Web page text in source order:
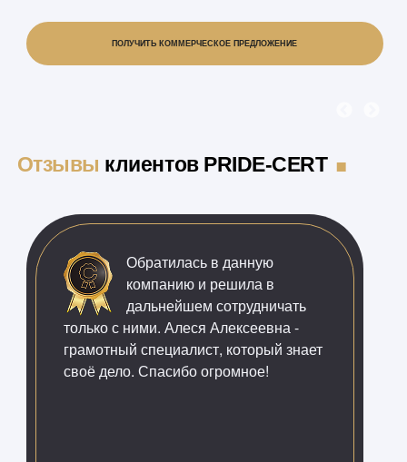
ПОЛУЧИТЬ КОММЕРЧЕСКОЕ ПРЕДЛОЖЕНИЕ
Отзывы клиентов PRIDE-CERT .
Обратилась в данную
компанию и решила в
дальнейшем сотрудничать
только с ними. Алеся Алексеевна -
грамотный специалист, который знает
своё дело. Спасибо огромное!